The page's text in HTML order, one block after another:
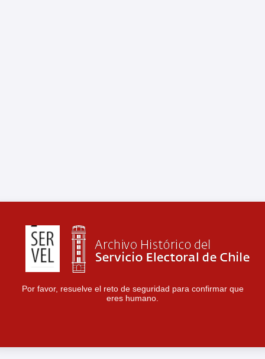
Por favor, resuelve el reto de seguridad para confirmar que
eres humano.